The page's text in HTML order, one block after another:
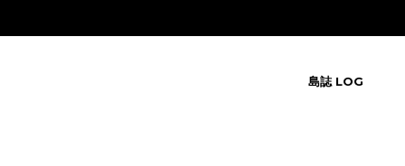
島誌 LOG